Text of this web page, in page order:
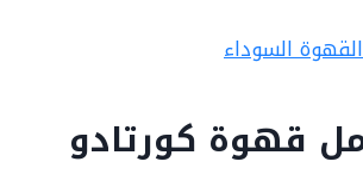
السوداء
قهوة كورتادو